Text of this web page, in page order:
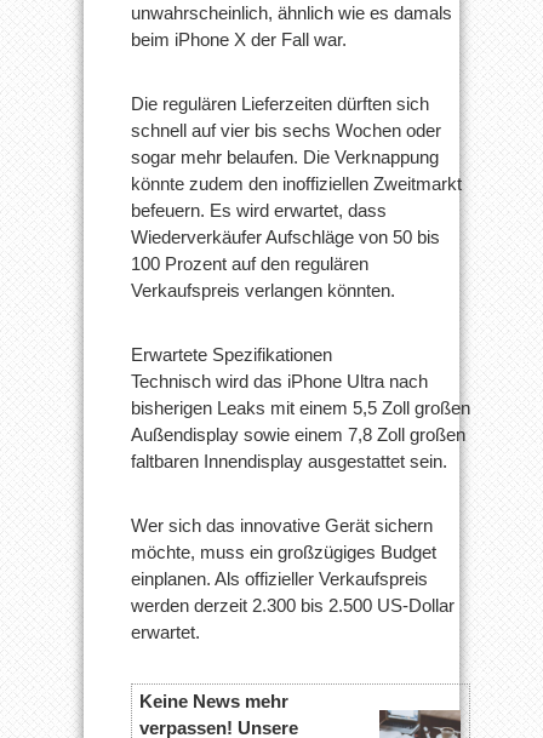
unwahrscheinlich, ähnlich wie es damals
beim iPhone X der Fall war.
Die regulären Lieferzeiten dürften sich
schnell auf vier bis sechs Wochen oder
sogar mehr belaufen. Die Verknappung
könnte zudem den inoffiziellen Zweitmarkt
befeuern. Es wird erwartet, dass
Wiederverkäufer Aufschläge von 50 bis
100 Prozent auf den regulären
Verkaufspreis verlangen könnten.
Erwartete Spezifikationen
Technisch wird das iPhone Ultra nach
bisherigen Leaks mit einem 5,5 Zoll großen
Außendisplay sowie einem 7,8 Zoll großen
faltbaren Innendisplay ausgestattet sein.
Wer sich das innovative Gerät sichern
möchte, muss ein großzügiges Budget
einplanen. Als offizieller Verkaufspreis
werden derzeit 2.300 bis 2.500 US-Dollar
erwartet.
Keine News mehr
verpassen! Unsere